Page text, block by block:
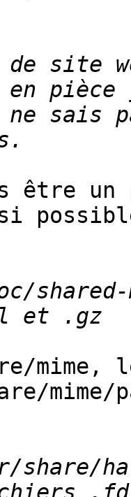
site
ne sais
être un
mime/
share/